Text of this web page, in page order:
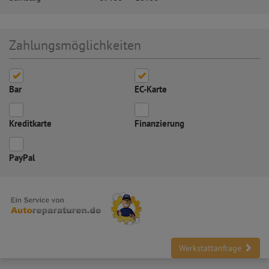
Zahlungsmöglichkeiten
Bar EC-Karte
Kreditkarte Finanzierung
PayPal
Werkstattanfrage